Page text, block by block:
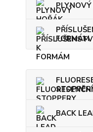
FORMÁM
BACK